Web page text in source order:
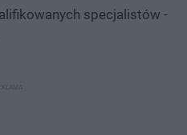
specjalistów -